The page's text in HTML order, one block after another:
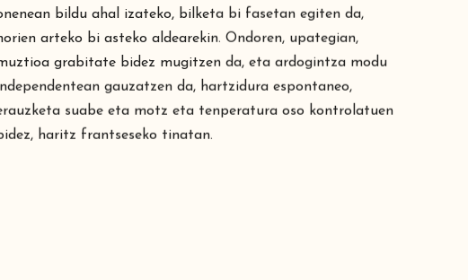
bildu ahal izateko, bilketa bi fasetan egiten da,
arteko bi asteko aldearekin. Ondoren, upategian,
grabitate bidez mugitzen da, eta ardogintza modu
gauzatzen da, hartzidura espontaneo,
suabe eta motz eta tenperatura oso kontrolatuen
haritz frantseseko tinatan.